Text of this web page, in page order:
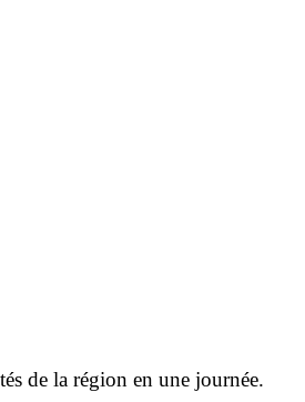
de la région en une journée.